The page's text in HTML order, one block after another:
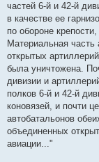
частей 6-й и 42-й
в качестве ее
по обороне
Материальная часть
открытых
была уничтожена.
дивизии и
полков 6-й и 42-й
коновязей, и почти
автобатальонов
объединенных
авиации..."